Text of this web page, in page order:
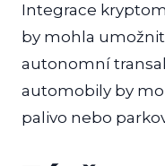
Integrace
by mohla
autonomní
automobily by
palivo nebo